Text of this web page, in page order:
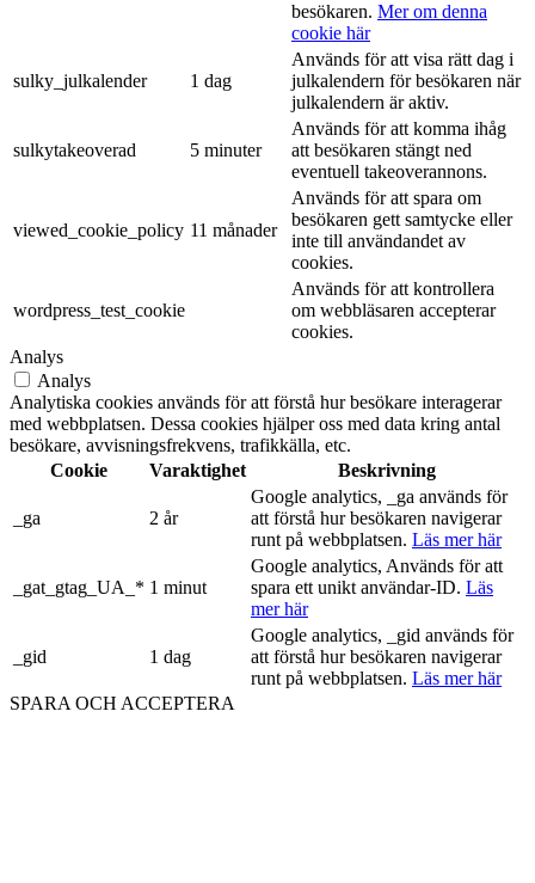
besökaren. Mer om denna
cookie här
sulky_julkalender 1 dag
Används för att visa rätt dag i
julkalendern för besökaren när
julkalendern är aktiv.
sulkytakeoverad 5 minuter
Används för att komma ihåg
att besökaren stängt ned
eventuell takeoverannons.
viewed_cookie_policy 11 månader
Används för att spara om
besökaren gett samtycke eller
inte till användandet av
cookies.
wordpress_test_cookie
Används för att kontrollera
om webbläsaren accepterar
cookies.
Analys
Analys
Analytiska cookies används för att förstå hur besökare interagerar
med webbplatsen. Dessa cookies hjälper oss med data kring antal
besökare, avvisningsfrekvens, trafikkälla, etc.
Cookie
Varaktighet Beskrivning
_ga 2 år
Google analytics, _ga används för
att förstå hur besökaren navigerar
runt på webbplatsen. Läs mer här
_gat_gtag_UA_* 1 minut
Google analytics, Används för att
spara ett unikt användar-ID. Läs
mer här
_gid 1 dag
Google analytics, _gid används för
att förstå hur besökaren navigerar
runt på webbplatsen. Läs mer här
SPARA OCH ACCEPTERA